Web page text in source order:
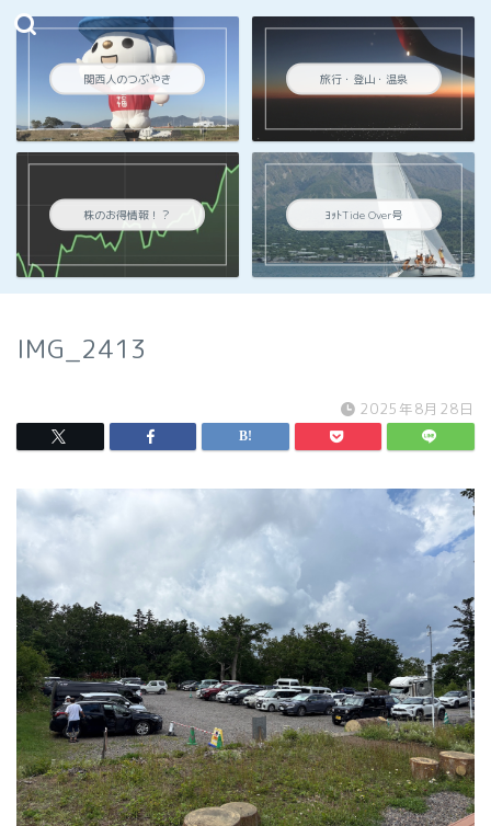
関西人のつぶやき 旅行・登山・温泉
株のお得情報！？ ﾖｯﾄTide Over号
IMG_2413
2025年8月28日